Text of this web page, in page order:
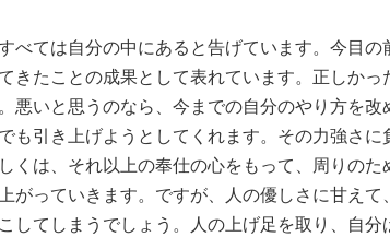
べては自分の中にあると告げています。今目
きたことの成果として表れています。正しかっ
悪いと思うのなら、今までの自分のやり方を改
も引き上げようとしてくれます。その力強さに
くは、それ以上の奉仕の心をもって、周りの
がっていきます。ですが、人の優しさに甘えて
してしまうでしょう。人の上げ足を取り、自分